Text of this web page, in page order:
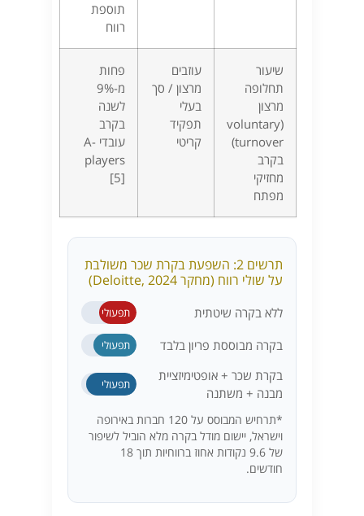
תוספת
רווח
שיעור
תחלופה
מרצון
(voluntary
turnover)
בקרב
מחזיקי
מפתח
עוזבים
מרצון / סך
בעלי
תפקיד
קריטי
פחות
מ-9%
לשנה
בקרב
עובדי A-
players
[5]
תרשים 2: השפעת בקרת שכר משולבת
על שולי רווח (מחקר Deloitte, 2024)
ללא בקרה שיטתית
רווח
תפעולי
8.3%
בקרה מבוססת פריון בלבד
רווח
תפעולי
בקרת שכר + אופטימיזציית
מבנה + משתנה
רווח
תפעולי
*תרחיש המבוסס על 120 חברות באירופה
וישראל, יישום מודל בקרה מלא הוביל לשיפור
של 9.6 נקודות אחוז ברווחיות תוך 18
חודשים.